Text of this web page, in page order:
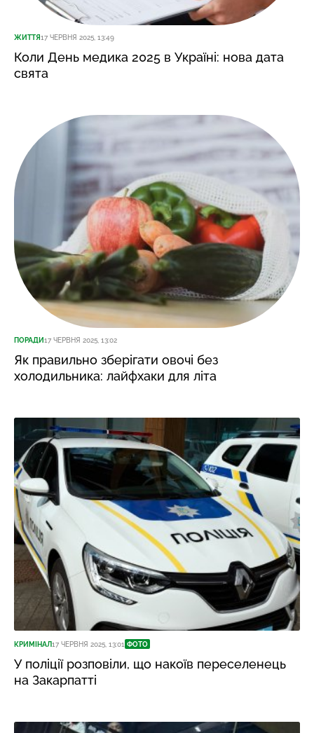
ЖИТТЯ17 ЧЕРВНЯ 2025, 13:49
Коли День медика 2025 в Україні: нова дата
свята
ПОРАДИ17 ЧЕРВНЯ 2025, 13:02
Як правильно зберігати овочі без
холодильника: лайфхаки для літа
КРИМІНАЛ17 ЧЕРВНЯ 2025, 13:01 ФОТО
У поліції розповіли, що накоїв переселенець
на Закарпатті